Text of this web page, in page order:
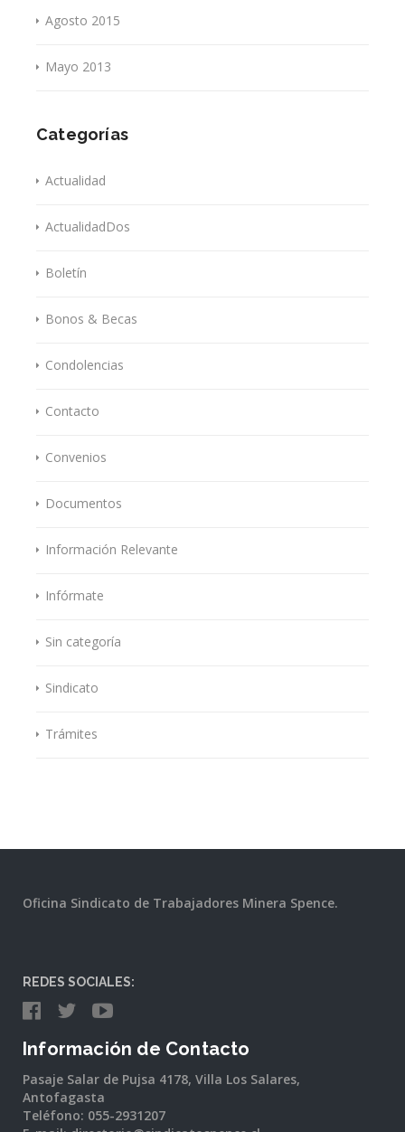
Agosto 2015
Mayo 2013
Categorías
Actualidad
ActualidadDos
Boletín
Bonos & Becas
Condolencias
Contacto
Convenios
Documentos
Información Relevante
Infórmate
Sin categoría
Sindicato
Trámites
Oficina Sindicato de Trabajadores Minera Spence.
REDES SOCIALES:
Información de Contacto
Pasaje Salar de Pujsa 4178, Villa Los Salares,
Antofagasta
Teléfono: 055-2931207